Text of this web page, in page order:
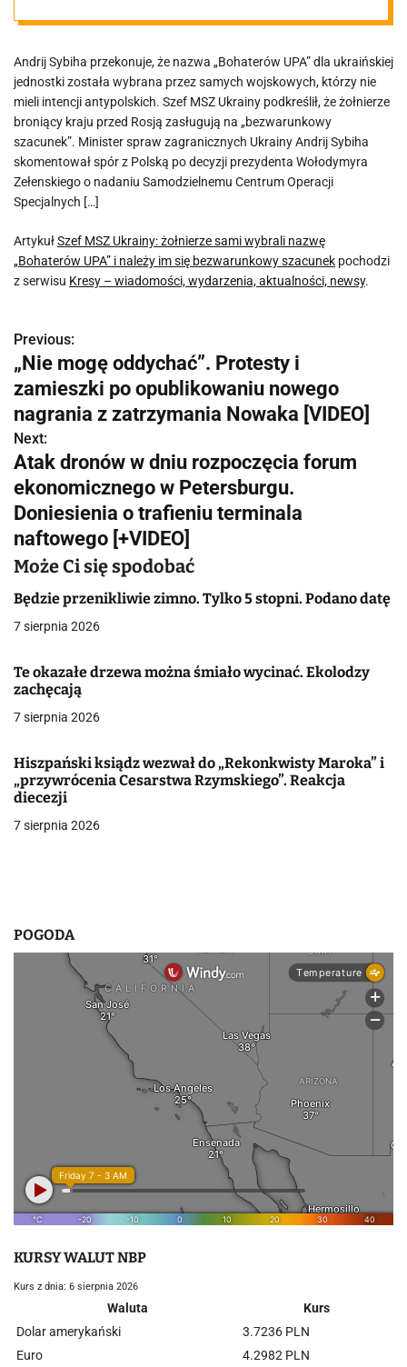
„Bohaterów
UPA” i należy im
się
bezwarunkowy
szacunek
Andrij Sybiha przekonuje, że nazwa „Bohaterów UPA” dla ukraińskiej
jednostki została wybrana przez samych wojskowych, którzy nie
mieli intencji antypolskich. Szef MSZ Ukrainy podkreślił, że żołnierze
broniący kraju przed Rosją zasługują na „bezwarunkowy
szacunek”. Minister spraw zagranicznych Ukrainy Andrij Sybiha
skomentował spór z Polską po decyzji prezydenta Wołodymyra
Zełenskiego o nadaniu Samodzielnemu Centrum Operacji
Specjalnych […]
ArtykułSzef MSZ Ukrainy: żołnierze sami wybrali nazwę
„Bohaterów UPA” i należy im się bezwarunkowy szacunek pochodzi
z serwisu Kresy – wiadomości, wydarzenia, aktualności, newsy.
N
a
w
i
g
a
c
j
a
p
i
s
u
Previous:
„Nie mogę oddychać”. Protesty i
zamieszki po opublikowaniu nowego
nagrania z zatrzymania Nowaka [VIDEO]
Next:
Atak dronów w dniu rozpoczęcia forum
ekonomicznego w Petersburgu.
Doniesienia o trafieniu terminala
naftowego [+VIDEO]
Może Ci się spodobać
Będzie przenikliwie zimno. Tylko 5 stopni. Podano datę
7 sierpnia 2026
Te okazałe drzewa można śmiało wycinać. Ekolodzy
zachęcają
7 sierpnia 2026
Hiszpański ksiądz wezwał do „Rekonkwisty Maroka” i
„przywrócenia Cesarstwa Rzymskiego”. Reakcja
diecezji
7 sierpnia 2026
POGODA
KURSY WALUT NBP
Kurs z dnia: 6 sierpnia 2026
Waluta
Kurs
Dolar amerykański
3.7236 PLN
Euro
4.2982 PLN